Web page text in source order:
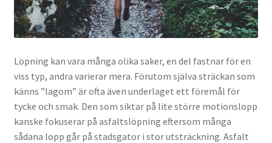
Löpning kan vara många olika saker, en del fastnar för en
viss typ, andra varierar mera. Förutom själva sträckan som
känns ”lagom” är ofta även underlaget ett föremål för
tycke och smak. Den som siktar på lite större motionslopp
kanske fokuserar på asfaltslöpning eftersom många
sådana lopp går på stadsgator i stor utsträckning. Asfalt